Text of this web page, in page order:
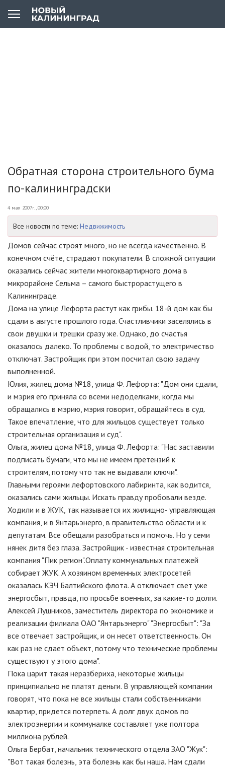
Обратная сторона строительного бума
по-калининградски
4 мая 2007г., 00:00
Все новости по теме: Недвижимость
Домов сейчас строят много, но не всегда качественно. В
конечном счёте, страдают покупатели. В сложной ситуации
оказались сейчас жители многоквартирного дома в
микрорайоне Сельма – самого быстрорастущего в
Калининграде.
Дома на улице Лефорта растут как грибы. 18-й дом как бы
сдали в августе прошлого года. Счастливчики заселялись в
свои двушки и трешки сразу же. Однако, до счастья
оказалось далеко. То проблемы с водой, то электричество
отключат. Застройщик при этом посчитал свою задачу
выполненной.
Юлия, жилец дома №18, улица Ф. Лефорта: "Дом они сдали,
и мэрия его приняла со всеми недоделками, когда мы
обращались в мэрию, мэрия говорит, обращайтесь в суд.
Такое впечатление, что для жильцов существует только
строительная организация и суд".
Ольга, жилец дома №18, улица Ф. Лефорта: "Нас заставили
подписать бумаги, что мы не имеем претензий к
строителям, потому что так не выдавали ключи".
Главными героями лефортовского лабиринта, как водится,
оказались сами жильцы. Искать правду пробовали везде.
Ходили и в ЖУК, так называется их жилищно- управляющая
компания, и в Янтарьэнерго, в правительство области и к
депутатам. Все обещали разобраться и помочь. Но у семи
нянек дитя без глаза. Застройщик - известная строительная
компания "Пик регион".Оплату коммунальных платежей
собирает ЖУК. А хозяином временных электросетей
оказалась КЭЧ Балтийского флота. А отключает свет уже
энергосбыт, правда, по просьбе военных, за какие-то долги.
Алексей Лушников, заместитель директора по экономике и
реализации филиала ОАО "Янтарьэнерго" "Энергосбыт": "За
все отвечает застройщик, и он несет ответственность. Он
как раз не сдает объект, потому что технические проблемы
существуют у этого дома".
Пока царит такая неразбериха, некоторые жильцы
принципиально не платят деньги. В управляющей компании
говорят, что пока не все жильцы стали собственниками
квартир, придется потерпеть. А долг двух домов по
электроэнергии и коммуналке составляет уже полтора
миллиона рублей.
Ольга Бербат, начальник технического отдела ЗАО "Жук":
"Вот такая болезнь, эта болезнь как бы наша. Нам сдали